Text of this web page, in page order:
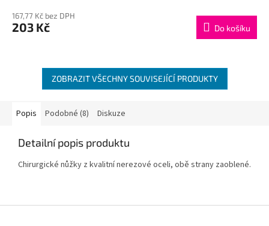
167,77 Kč bez DPH
203 Kč Do košíku
ZOBRAZIT VŠECHNY SOUVISEJÍCÍ PRODUKTY
Popis Podobné (8) Diskuze
Detailní popis produktu
Chirurgické nůžky z kvalitní nerezové oceli, obě strany zaoblené.